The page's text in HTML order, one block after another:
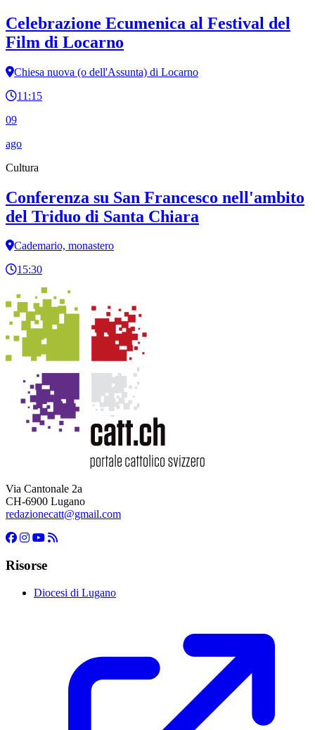
Celebrazione Ecumenica al Festival del
Film di Locarno
Chiesa nuova (o dell'Assunta) di Locarno
11:15
09
ago
Cultura
Conferenza su San Francesco nell'ambito
del Triduo di Santa Chiara
Cademario, monastero
15:30
Via Cantonale 2a
CH-6900 Lugano
redazionecatt@gmail.com
Risorse
Diocesi di Lugano